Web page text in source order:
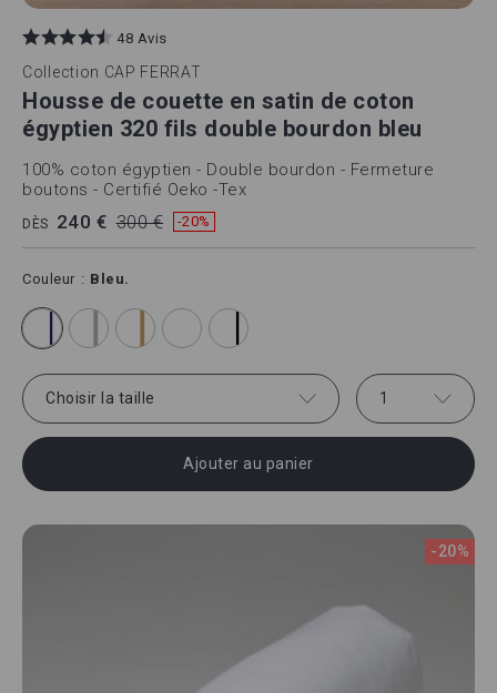
48 Avis
Collection CAP FERRAT
Housse de couette en satin de coton
égyptien 320 fils double bourdon bleu
100% coton égyptien - Double bourdon - Fermeture
boutons - Certifié Oeko -Tex
DÈS 240 € 300 € -20%
Couleur Bleu.
Choisir la taille 1
Ajouter au panier
-20%